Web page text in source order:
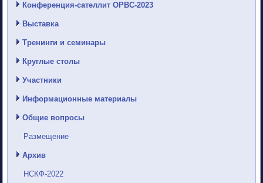
Конференция-сателлит ОРВС-2023
Выставка
Тренинги и семинары
Круглые столы
Участники
Информационные материалы
Общие вопросы
Размещение
Архив
НСКФ-2022